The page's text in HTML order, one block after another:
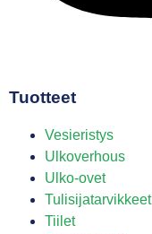
Tuotteet
Vesieristys
Ulkoverhous
Ulko-ovet
Tulisijatarvikkeet
Tiilet